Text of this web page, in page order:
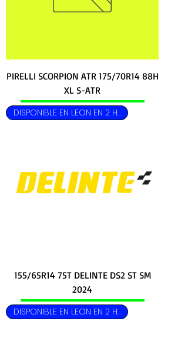
PIRELLI SCORPION ATR 175/70R14 88H
XL S-ATR
DISPONIBLE EN LEON EN 2 HRS
155/65R14 75T DELINTE DS2 ST SM
2024
DISPONIBLE EN LEON EN 2 HRS